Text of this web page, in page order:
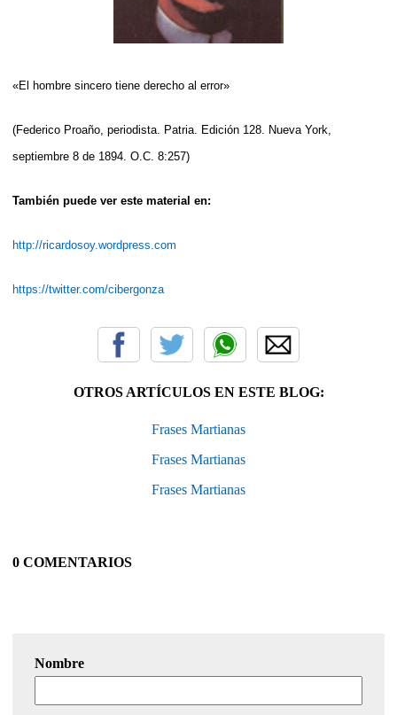
«El hombre sincero tiene derecho al error»
(Federico Proaño, periodista. Patria. Edición 128. Nueva York,
septiembre 8 de 1894. O.C. 8:257)
También puede ver este material en:
http://ricardosoy.wordpress.com
https://twitter.com/cibergonza
OTROS ARTÍCULOS EN ESTE BLOG:
Frases Martianas
Frases Martianas
Frases Martianas
0 COMENTARIOS
Nombre